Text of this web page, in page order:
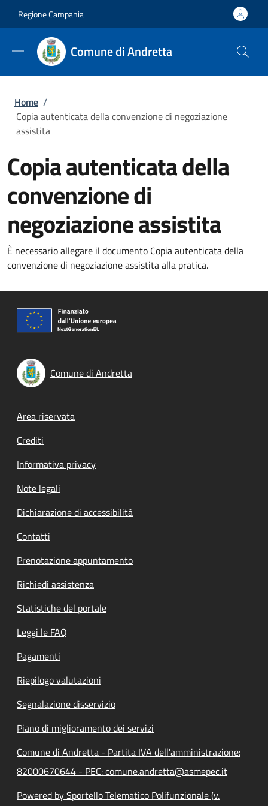
Regione Campania
Comune di Andretta
Briciole di pane
Home /
Copia autenticata della convenzione di negoziazione
assistita
Copia autenticata della
convenzione di
negoziazione assistita
È necessario allegare il documento Copia autenticata della
convenzione di negoziazione assistita alla pratica.
Comune di Andretta
Footer menu
Area riservata
Crediti
Informativa privacy
Note legali
Dichiarazione di accessibilità
Contatti
Prenotazione appuntamento
Richiedi assistenza
Statistiche del portale
Leggi le FAQ
Pagamenti
Riepilogo valutazioni
Segnalazione disservizio
Piano di miglioramento dei servizi
Comune di Andretta - Partita IVA dell'amministrazione:
82000670644 - PEC: comune.andretta@asmepec.it
Powered by Sportello Telematico Polifunzionale (v.